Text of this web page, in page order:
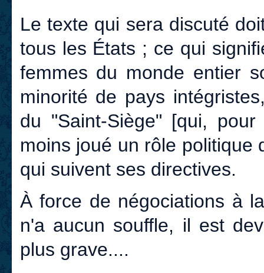
Le texte qui sera discuté
tous les États ; ce qui
femmes du monde entier
minorité de pays
du "Saint-Siège" [qui,
moins joué un rôle politique
qui suivent ses directives.
À force de négociations à
n'a aucun souffle, il est
plus grave....